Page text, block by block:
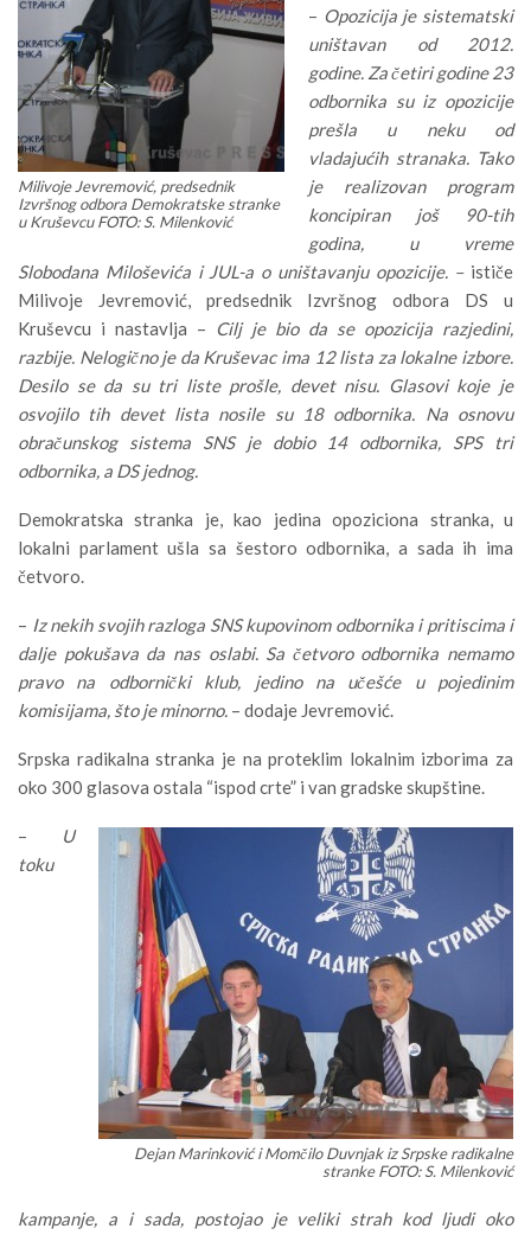
Milivoje Jevremović, predsednik
Izvršnog odbora Demokratske stranke
u Kruševcu FOTO: S. Milenković
– Opozicija je sistematski
uništavan od 2012.
godine. Za četiri godine 23
odbornika su iz opozicije
prešla u neku od
vladajućih stranaka. Tako
je realizovan program
koncipiran još 90-tih
godina, u vreme
Slobodana Miloševića i JUL-a o uništavanju opozicije. –ističe
Milivoje Jevremović, predsednik Izvršnog odbora DS u
Kruševcu i nastavlja – Cilj je bio da se opozicija razjedini,
razbije. Nelogično je da Kruševac ima 12 lista za lokalne izbore.
Desilo se da su tri liste prošle, devet nisu. Glasovi koje je
osvojilo tih devet lista nosile su 18 odbornika. Na osnovu
obračunskog sistema SNS je dobio 14 odbornika, SPS tri
odbornika, a DS jednog.
Demokratska stranka je, kao jedina opoziciona stranka, u
lokalni parlament ušla sa šestoro odbornika, a sada ih ima
četvoro.
– Iz nekih svojih razloga SNS kupovinom odbornika i pritiscima i
dalje pokušava da nas oslabi. Sa četvoro odbornika nemamo
pravo na odbornički klub, jedino na učešće u pojedinim
komisijama, što je minorno. – dodaje Jevremović.
Srpska radikalna stranka je na proteklim lokalnim izborima za
oko 300 glasova ostala “ispod crte” i van gradske skupštine.
Dejan Marinković i Momčilo Duvnjak iz Srpske radikalne
stranke FOTO: S. Milenković
–
U
toku
kampanje, a i sada, postojao je veliki strah kod ljudi oko